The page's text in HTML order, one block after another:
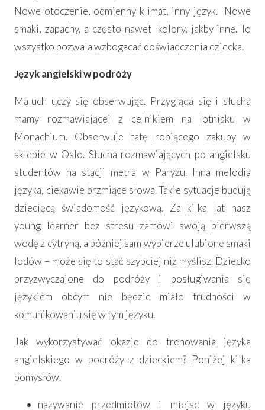
Nowe otoczenie, odmienny klimat, inny język. Nowe
smaki, zapachy, a często nawet kolory, jakby inne. To
wszystko pozwala wzbogacać doświadczenia dziecka.
Język angielski w podróży
Maluch uczy się obserwując. Przygląda się i słucha
mamy rozmawiającej z celnikiem na lotnisku w
Monachium. Obserwuje tatę robiącego zakupy w
sklepie w Oslo. Słucha rozmawiających po angielsku
studentów na stacji metra w Paryżu. Inna melodia
języka, ciekawie brzmiące słowa. Takie sytuacje budują
dziecięcą świadomość językową. Za kilka lat nasz
young learner bez stresu zamówi swoją pierwszą
wodę z cytryną, a później sam wybierze ulubione smaki
lodów – może się to stać szybciej niż myślisz. Dziecko
przyzwyczajone do podróży i posługiwania się
językiem obcym nie będzie miało trudności w
komunikowaniu się w tym języku.
Jak wykorzystywać okazje do trenowania języka
angielskiego w podróży z dzieckiem? Poniżej kilka
pomysłów.
nazywanie przedmiotów i miejsc w języku